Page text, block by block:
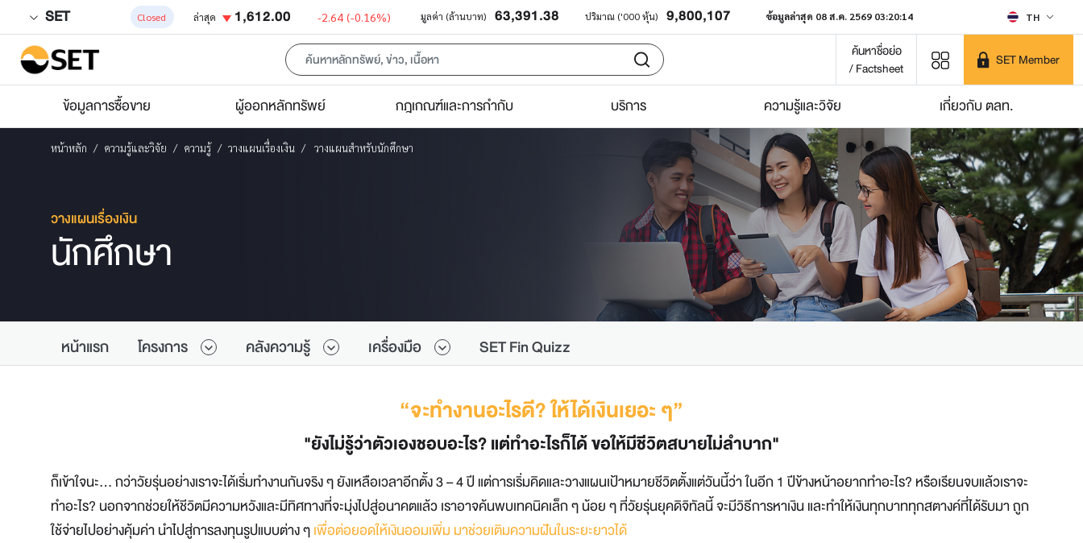
SET Closed ล่าสุด 1,612.00 -2.64 (-0.16%) มูลค่า (ล้านบาท) 63,391.38 ปริมาณ ('000 หุ้น) 9,800,107 ข้อมูลล่าสุด 08 ส.ค. 2569 03:20:14 TH
ค้นหาชื่อย่อ
/ Factsheet
SET Member
ข้อมูลการซื้อขาย ผู้ออกหลักทรัพย์ กฎเกณฑ์และการกำกับ บริการ ความรู้และวิจัย เกี่ยวกับ ตลท.
หน้าหลัก ความรู้และวิจัย ความรู้ วางแผนเรื่องเงิน วางแผนสำหรับนักศึกษา
วางแผนเรื่องเงิน
นักศึกษา
หน้าแรก โครงการ คลังความรู้ เครื่องมือ SET Fin Quizz
“จะทำงานอะไรดี? ให้ได้เงินเยอะ ๆ”
"ยังไม่รู้ว่าตัวเองชอบอะไร? แต่ทำอะไรก็ได้ ขอให้มีชีวิตสบายไม่ลำบาก"
ก็เข้าใจนะ... กว่าวัยรุ่นอย่างเราจะได้เริ่มทำงานกันจริง ๆ ยังเหลือเวลาอีกตั้ง 3 – 4 ปี แต่การเริ่มคิดและวางแผนเป้าหมายชีวิตตั้งแต่วันนี้ว่า ในอีก 1 ปีข้างหน้าอยากทำอะไร? หรือเรียนจบแล้วเราจะ
ทำอะไร? นอกจากช่วยให้ชีวิตมีความหวังและมีทิศทางที่จะมุ่งไปสู่อนาคตแล้ว เราอาจค้นพบเทคนิคเล็ก ๆ น้อย ๆ ที่วัยรุ่นยุคดิจิทัลนี้ จะมีวิธีการหาเงิน และทำให้เงินทุกบาททุกสตางค์ที่ได้รับมา ถูก
ใช้จ่ายไปอย่างคุ้มค่า นำไปสู่การลงทุนรูปแบบต่าง ๆเพื่อต่อยอดให้เงินออมเพิ่ม มาช่วยเติมความฝันในระยะยาวได้